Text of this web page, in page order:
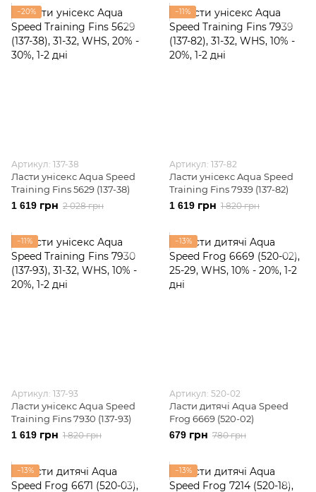
−20%
Артикул: 137-38
Ласти унісекс Aqua Speed
Training Fins 5629 (137-38)
1 619 грн 2 028 грн
−11%
Артикул: 137-82
Ласти унісекс Aqua Speed
Training Fins 7939 (137-82)
1 619 грн 1 820 грн
−11%
Артикул: 137-93
Ласти унісекс Aqua Speed
Training Fins 7930 (137-93)
1 619 грн 1 820 грн
−13%
Артикул: 520-02
Ласти дитячі Aqua Speed
Frog 6669 (520-02)
679 грн 780 грн
−13% −13%